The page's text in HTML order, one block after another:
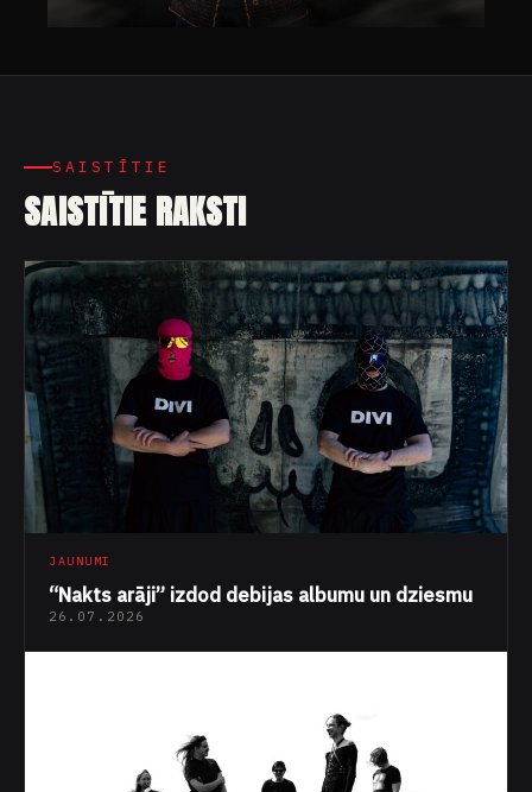
SAISTĪTIE
SAISTĪTIE RAKSTI
JAUNUMI
“Nakts arāji” izdod debijas albumu un dziesmu
26.07.2026